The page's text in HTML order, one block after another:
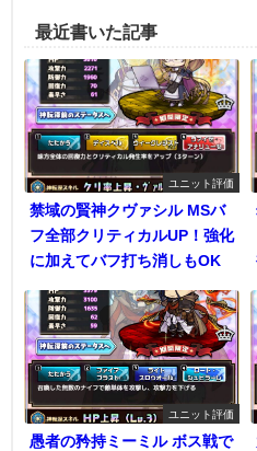
最近書いた記事
ユニット評価
禁域の賢神クヴァシル MSバ
フ全部クリティカルUP！強化
に加えてバフ打ち消しもOK
ユニット評価
愚者の矜持ミーミル ボス戦で